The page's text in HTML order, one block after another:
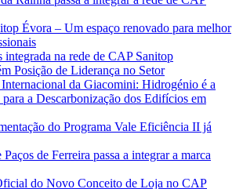
Évora – Um espaço renovado para melhor
integrada na rede de CAP Sanitop
Posição de Liderança no Setor
Internacional da Giacomini: Hidrogénio é a
a Descarbonização dos Edifícios em
do Programa Vale Eficiência II já
de Ferreira passa a integrar a marca
do Novo Conceito de Loja no CAP